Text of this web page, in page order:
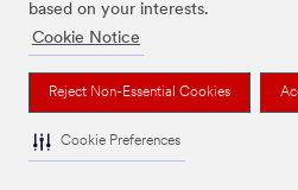
based on your interests.
Cookie Notice
Reject Non-Essential Cookies
Cookie Preferences